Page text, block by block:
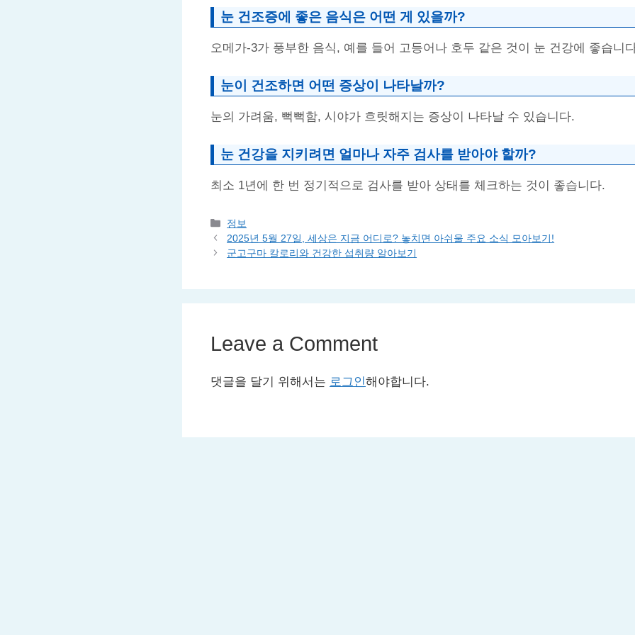
눈 건조증에 좋은 음식은 어떤 게 있을까?
오메가-3가 풍부한 음식, 예를 들어 고등어나 호두 같은 것이 눈 건강에 좋습니
눈이 건조하면 어떤 증상이 나타날까?
눈의 가려움, 뻑뻑함, 시야가 흐릿해지는 증상이 나타날 수 있습니다.
눈 건강을 지키려면 얼마나 자주 검사를 받아야 할까?
최소 1년에 한 번 정기적으로 검사를 받아 상태를 체크하는 것이 좋습니다.
Categories
정보
2025년 5월 27일, 세상은 지금 어디로? 놓치면 아쉬울 주요 소식 모아보기!
군고구마 칼로리와 건강한 섭취량 알아보기
Leave a Comment
댓글을 달기 위해서는 로그인해야합니다.